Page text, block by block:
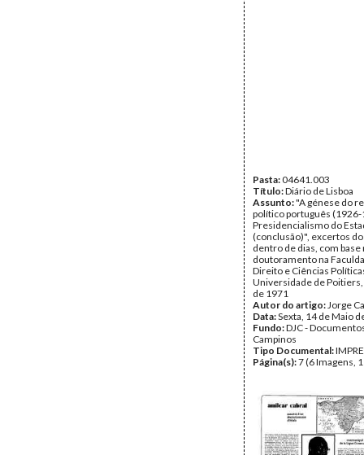
Pasta:04641.003
Título:Diário de Lisboa
Assunto:"A génese do
político português
Presidencialismo do
(conclusão)", excertos
dentro de dias, com base
doutoramento na
Direito e Ciências
Universidade de
de 1971
Autor do artigo:Jorge
Data:Sexta, 14 de Maio
Fundo:DJC -
Campinos
Tipo Documental:
Página(s):7 (6 Imagens,